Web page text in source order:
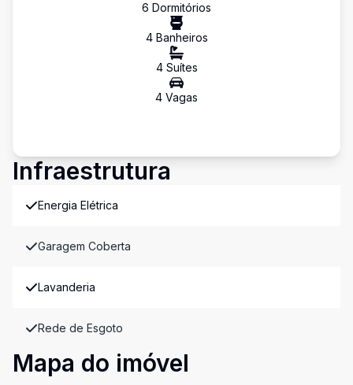
6 Dormitórios
4Banheiros
4Suítes
4 Vagas
Infraestrutura
Energia Elétrica
Garagem Coberta
Lavanderia
Rede de Esgoto
Mapa do imóvel